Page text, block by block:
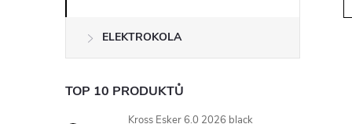
í
p
a
ELEKTROKOLA
TOP 10 PRODUKTŮ
Kross Esker 6.0 2026 black